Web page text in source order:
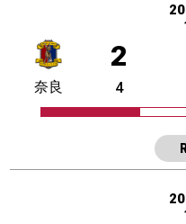
2
奈良 4